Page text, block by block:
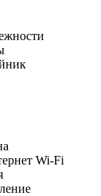
Wi-Fi